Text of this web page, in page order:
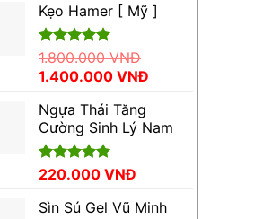
là:
600.000 VNĐ.
tại
430.000 VNĐ.
Kẹo Hamer [ Mỹ ]
Được xếp
hạng5.00
5 sao
1.800.000VNĐ
Giá
là:
1.800.000 VNĐ.
1.400.000 VNĐ
là:
Ngựa Thái Tăng
Cường Sinh Lý Nam
Được xếp
5 sao
220.000 VNĐ
Sìn Sú Gel Vũ Minh